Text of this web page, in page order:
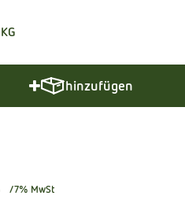
hinzufügen
Produkt zum
7% MwSt